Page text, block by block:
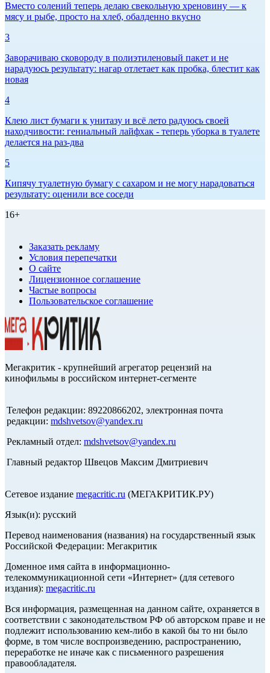
Вместо солений теперь делаю свекольную хреновину — к
мясу и рыбе, просто на хлеб, обалденно вкусно
3
Заворачиваю сковороду в полиэтиленовый пакет и не
нарадуюсь результату: нагар отлетает как пробка, блестит как
новая
4
Клею лист бумаги к унитазу и всё лето радуюсь своей
находчивости: гениальный лайфхак - теперь уборка в туалете
делается на раз-два
5
Кипячу туалетную бумагу с сахаром и не могу нарадоваться
результату: оценили все соседи
16+
Заказать рекламу
Условия перепечатки
О сайте
Лицензионное соглашение
Частые вопросы
Пользовательское соглашение
Мегакритик - крупнейший агрегатор рецензий на
кинофильмы в российском интернет-сегменте
Телефон редакции: 89220866202, электронная почта
редакции: mdshvetsov@yandex.ru
Рекламный отдел: mdshvetsov@yandex.ru
Главный редактор Швецов Максим Дмитриевич
Сетевое издание megacritic.ru (МЕГАКРИТИК.РУ)
Язык(и): русский
Перевод наименования (названия) на государственный язык
Российской Федерации: Мегакритик
Доменное имя сайта в информационно-
телекоммуникационной сети «Интернет» (для сетевого
издания): megacritic.ru
Вся информация, размещенная на данном сайте, охраняется в
соответствии с законодательством РФ об авторском праве и не
подлежит использованию кем-либо в какой бы то ни было
форме, в том числе воспроизведению, распространению,
переработке не иначе как с письменного разрешения
правообладателя.